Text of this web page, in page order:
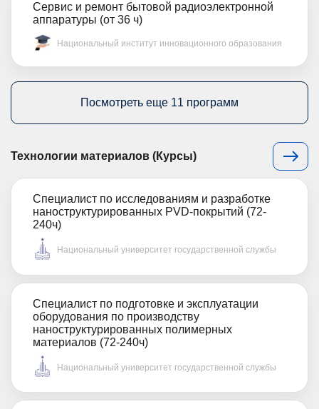
Сервис и ремонт бытовой радиоэлектронной
аппаратуры (от 36 ч)
Национальный институт инновационного образования
Посмотреть еще 11 программ
Технологии материалов (Курсы)
Специалист по исследованиям и разработке
наноструктурированных PVD-покрытий (72-
240ч)
Национальный университет государственной службы
Специалист по подготовке и эксплуатации
оборудования по производству
наноструктурированных полимерных
материалов (72-240ч)
Национальный университет государственной службы